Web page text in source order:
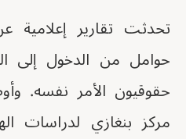
تحدثت تقارير
حوامل من الدخول إلى
حقوقيون الأمر نفسه.
مركز بنغازي لدراسات